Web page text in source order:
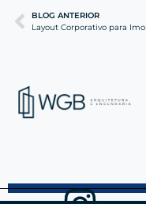
BLOG ANTERIOR